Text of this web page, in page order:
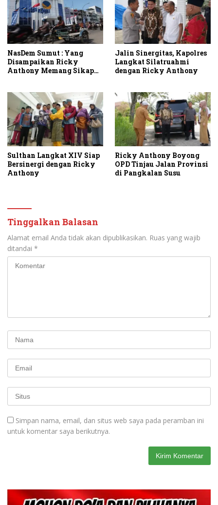
NasDem Sumut : Yang
Disampaikan Ricky
Anthony Memang Sikap
Jalin Sinergitas, Kapolres
Langkat Silatruahmi
dengan Ricky Anthony
Sulthan Langkat XIV Siap
Bersinergi dengan Ricky
Anthony
Ricky Anthony Boyong
OPD Tinjau Jalan Provinsi
di Pangkalan Susu
Tinggalkan Balasan
Alamat email Anda tidak akan dipublikasikan. Ruas yang wajib
ditandai *
Simpan nama, email, dan situs web saya pada peramban ini
untuk komentar saya berikutnya.